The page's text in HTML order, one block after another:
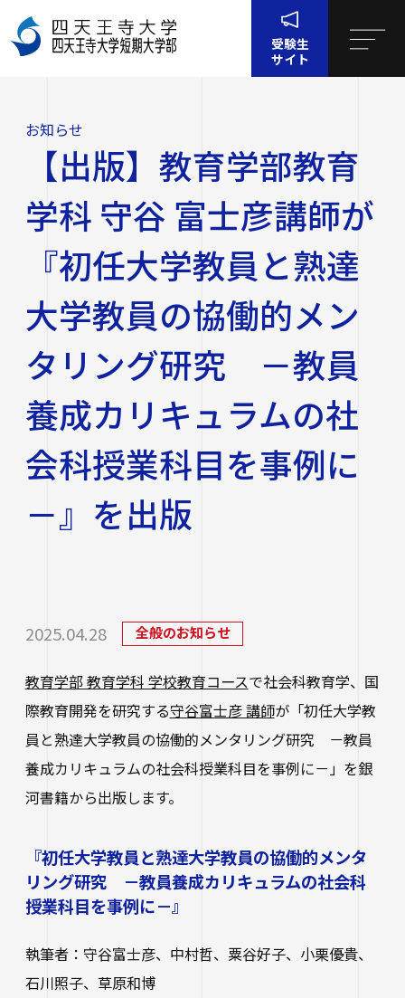
受験生
サイト
四天王寺大学について
四天王寺大学について
四天王寺大学の概要
学長挨拶
建学の精神・学園訓
沿革
大学学章・ロゴ・学歌・応援歌
教育研究上の目的・3つのポリシー
教員紹介
学校法人四天王寺学園 中長期計画
学生広報スタッフ
大学へのご寄付について
キャンパス・施設紹介
キャンパスマップ・施設紹介
大学施設の貸出について
大学広報・報道関係
大学・大学院・短大
文学部
社会学部
教育学部
経営学部
看護学部
社会学部人間福祉学科（2026年度以前入学
経営学部（2026年度以前入学生）
大学院
Webシラバス科目一覧
学生生活
学生生活
学費・奨学金
学費
奨学金
学費ローン
クラス担任制
学生サポートフロア
障害学生支援
学生相談室
ハラスメントに関する相談
生活支援
スクールバス
就職・キャリア支援
就職・キャリア支援
キャリアセンター
教職教育推進センター
キャリア教育
免許・資格
卒業生紹介
卒業生及び就職先アンケートについて
人事採用ご担当の方へ
研究・社会連携
研究・社会連携
学び
仏教文化研究所
研究
公正な研究活動の推進
外部研究費（科研費等）
研究倫理審査
地域連携・研究推進センター
国際交流
国際交流
留学体験VOICE
海外渡航プログラム
キャンパスで国際交流
留学希望者向け情報
海外派遣の安全対策
関連サイト
四天王寺小学校
四天王寺大学後援会
ハルカス大学
企業・一般の方
ご寄付をお考えの方へ
教職員サイト
各種証明書の申請
四天王寺大学公式SNS
LINE Instagram
せ
お知らせ
【出版】教育学部教育
学科 守谷 富士彦講師が
『初任大学教員と熟達
大学教員の協働的メン
タリング研究 －教員
養成カリキュラムの社
会科授業科目を事例に
－』を出版
2025.04.28 全般のお知らせ
教育学部 教育学科 学校教育コースで社会科教育学、国
際教育開発を研究する守谷富士彦 講師が「初任大学教
員と熟達大学教員の協働的メンタリング研究 －教員
養成カリキュラムの社会科授業科目を事例に－」を銀
河書籍から出版します。
『初任大学教員と熟達大学教員の協働的メンタ
リング研究 －教員養成カリキュラムの社会科
授業科目を事例に－』
執筆者：守谷富士彦、中村哲、粟谷好子、小栗優貴、
石川照子、草原和博